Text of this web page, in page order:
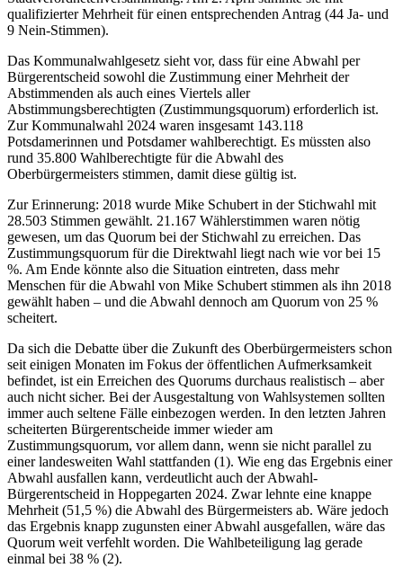
qualifizierter Mehrheit für einen entsprechenden Antrag (44 Ja- und
9 Nein-Stimmen).
Das Kommunalwahlgesetz sieht vor, dass für eine Abwahl per
Bürgerentscheid sowohl die Zustimmung einer Mehrheit der
Abstimmenden als auch eines Viertels aller
Abstimmungsberechtigten (Zustimmungsquorum) erforderlich ist.
Zur Kommunalwahl 2024 waren insgesamt 143.118
Potsdamerinnen und Potsdamer wahlberechtigt. Es müssten also
rund 35.800 Wahlberechtigte für die Abwahl des
Oberbürgermeisters stimmen, damit diese gültig ist.
Zur Erinnerung: 2018 wurde Mike Schubert in der Stichwahl mit
28.503 Stimmen gewählt. 21.167 Wählerstimmen waren nötig
gewesen, um das Quorum bei der Stichwahl zu erreichen. Das
Zustimmungsquorum für die Direktwahl liegt nach wie vor bei 15
%. Am Ende könnte also die Situation eintreten, dass mehr
Menschen für die Abwahl von Mike Schubert stimmen als ihn 2018
gewählt haben – und die Abwahl dennoch am Quorum von 25 %
scheitert.
Da sich die Debatte über die Zukunft des Oberbürgermeisters schon
seit einigen Monaten im Fokus der öffentlichen Aufmerksamkeit
befindet, ist ein Erreichen des Quorums durchaus realistisch – aber
auch nicht sicher. Bei der Ausgestaltung von Wahlsystemen sollten
immer auch seltene Fälle einbezogen werden. In den letzten Jahren
scheiterten Bürgerentscheide immer wieder am
Zustimmungsquorum, vor allem dann, wenn sie nicht parallel zu
einer landesweiten Wahl stattfanden (1). Wie eng das Ergebnis einer
Abwahl ausfallen kann, verdeutlicht auch der Abwahl-
Bürgerentscheid in Hoppegarten 2024. Zwar lehnte eine knappe
Mehrheit (51,5 %) die Abwahl des Bürgermeisters ab. Wäre jedoch
das Ergebnis knapp zugunsten einer Abwahl ausgefallen, wäre das
Quorum weit verfehlt worden. Die Wahlbeteiligung lag gerade
einmal bei 38 % (2).